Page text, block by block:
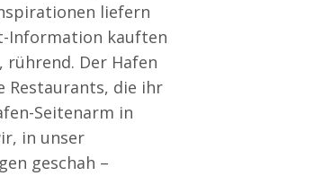
liefern
Information kauften
rührend. Der Hafen
Restaurants, die ihr
Seitenarm in
in unser
geschah –